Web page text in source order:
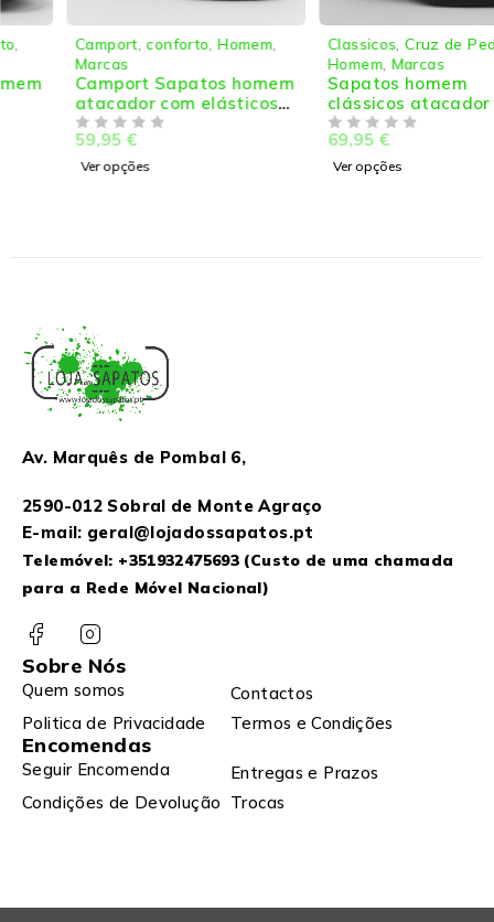
Camport ,conforto ,Homem,
Camport Sapatos homem
atacador com elásticos
laterais conforto
Ver opções
Classicos,Cruz de Pedra,
Marcas
Sapatos homem
clássicos atacador
Ver opções
Av. Marquês de Pombal 6,
2590-012 Sobral de Monte Agraço
E-mail: geral@lojadossapatos.pt
Telemóvel: +351932475693 (Custo de uma chamada
para a Rede Móvel Nacional)
Sobre Nós
Quem somos
Contactos
Politica de Privacidade
Termos e Condições
Encomendas
Seguir Encomenda
Entregas e Prazos
Condições de Devolução Trocas